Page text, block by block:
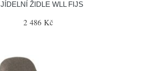
JÍDELNÍ ŽIDLE WLL FIJS
2 486 Kč